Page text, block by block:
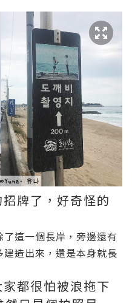
牌了，好奇怪的
這一個長岸，旁邊還有
造出來，還是本身就長
都很怕被浪拖下